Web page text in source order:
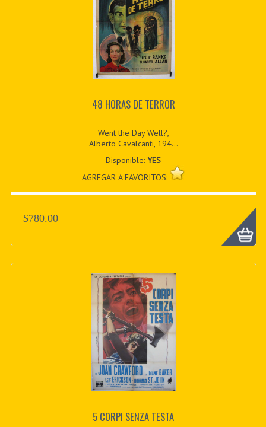
48 HORAS DE TERROR
Went the Day Well?,
Alberto Cavalcanti, 194...
Disponible:YES
AGREGAR A FAVORITOS:
$780.00
5 CORPI SENZA TESTA